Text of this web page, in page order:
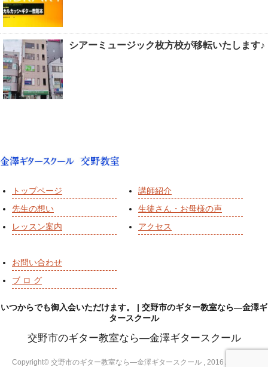
シアーミュージック枚方校が移転いたします♪
トップページ
先生の想い
レッスン案内
講師紹介
生徒さん・お母様の声
アクセス
お問い合わせ
ブ ロ グ
いつからでも御入会いただけます。 | 交野市のギター教室なら―金澤ギ
タースクール
交野市のギター教室なら―金澤ギタースクール
Copyright© 交野市のギター教室なら―金澤ギタースクール , 2016 All Rights